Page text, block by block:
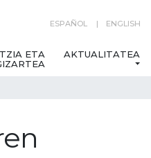
ESPAÑOL ENGLISH
ETA
AKTUALITATEA